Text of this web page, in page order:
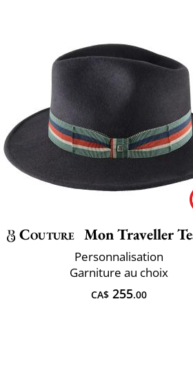
Couture Mon Traveller
Personnalisation
Garniture au choix
CA$ 255.00